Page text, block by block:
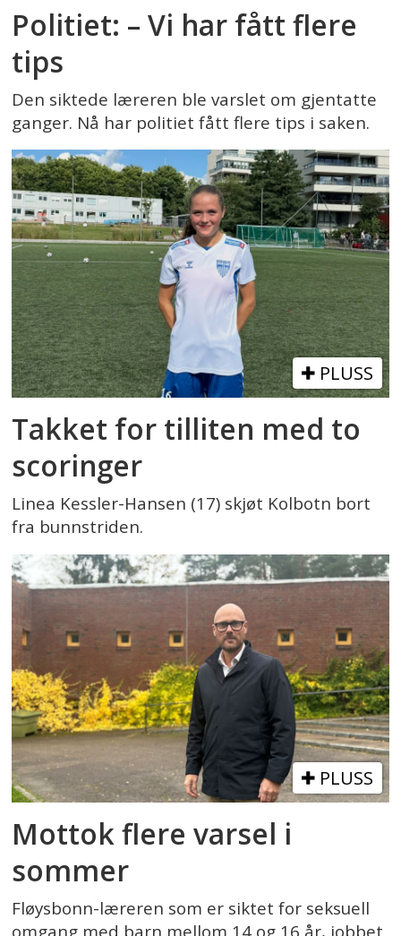
Politiet: – Vi har fått flere
tips
Den siktede læreren ble varslet om gjentatte
ganger. Nå har politiet fått flere tips i saken.
PLUSS
Takket for tilliten med to
scoringer
Linea Kessler-Hansen (17) skjøt Kolbotn bort
fra bunnstriden.
PLUSS
Mottok flere varsel i
sommer
Fløysbonn-læreren som er siktet for seksuell
omgang med barn mellom 14 og 16 år, jobbet